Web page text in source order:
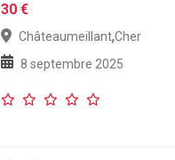
30 €
Châteaumeillant,Cher
8 septembre 2025